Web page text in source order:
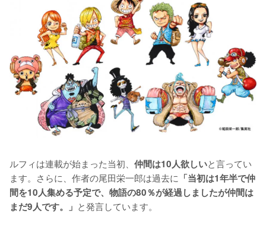
ルフィは連載が始まった当初、 仲間は10人欲しいと言ってい
ます。さらに、作者の尾田栄一郎は過去に 「当初は1年半で仲
間を10人集める予定で、物語の80％が経過しましたが仲間は
まだ9人です。」 と発言しています。